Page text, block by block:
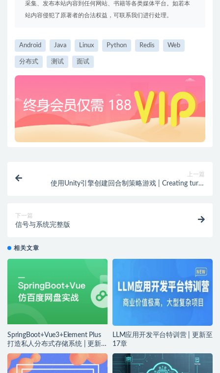
采集、发布本站内容到任何网站、书籍等各类媒体平台。如若本
站内容侵犯了原著者的合法权益，可联系我们进行处理。
Android Java Linux Python Redis Web
分布式 测试 面试
上一篇
使用Unity引擎创建回合制策略游戏 | Creating turn-
下一篇
信号与系统完整版
相关文章
SpringBoot+Vue3+Element Plus
打造私人分布式存储系统 | 更新
完结
LLM应用开发平台特训营 | 更新至
17章